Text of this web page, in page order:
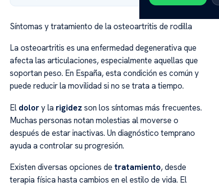
Síntomas y tratamiento de la osteoartritis de rodilla
La osteoartritis es una enfermedad degenerativa que
afecta las articulaciones, especialmente aquellas que
soportan peso. En España, esta condición es común y
puede reducir la movilidad si no se trata a tiempo.
El dolory la rigidez son los síntomas más frecuentes.
Muchas personas notan molestias al moverse o
después de estar inactivas. Un diagnóstico temprano
ayuda a controlar su progresión.
Existen diversas opciones de tratamiento, desde
terapia física hasta cambios en el estilo de vida. El